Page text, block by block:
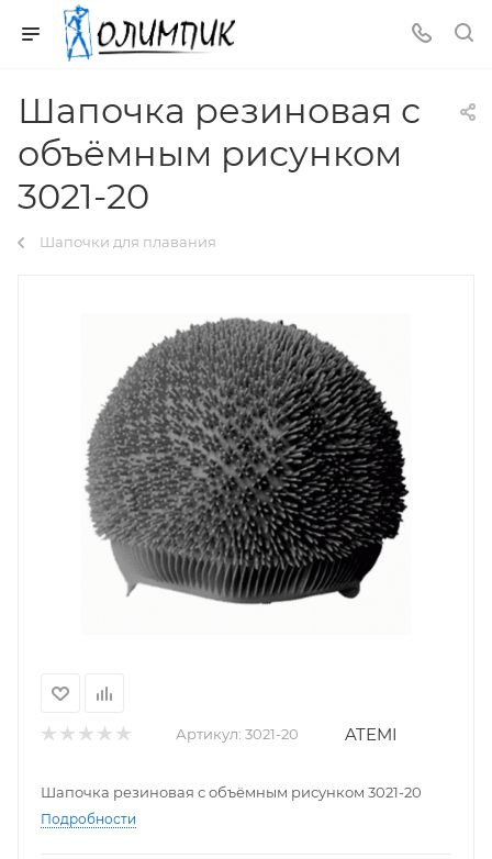
Шапочка резиновая с
объёмным рисунком
3021-20
Шапочки для плавания
Артикул: 3021-20 ATEMI
Шапочка резиновая с объёмным рисунком 3021-20
Подробности